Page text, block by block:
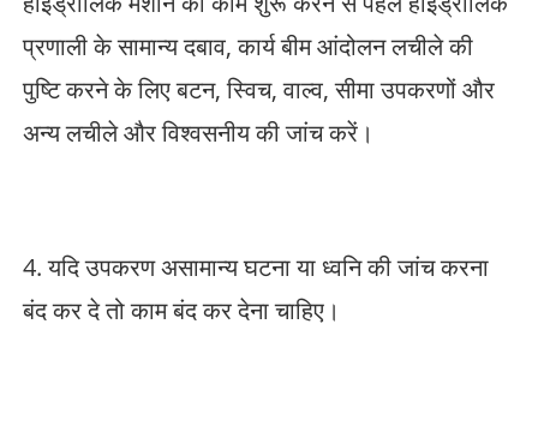
प्रणाली के सामान्य दबाव, कार्य बीम आंदोलन लचीले की
पुष्टि करने के लिए बटन, स्विच, वाल्व, सीमा उपकरणों और
अन्य लचीले और विश्वसनीय की जांच करें।
4. यदि उपकरण असामान्य घटना या ध्वनि की जांच करना
बंद कर दे तो काम बंद कर देना चाहिए।